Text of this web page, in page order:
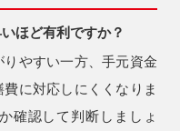
ほど有利ですか？
やすい一方、手元資金
に対応しにくくなりま
確認して判断しましょ